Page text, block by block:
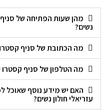
מהן שעות הפתיחה של סניף
נשים?
מה הכתובת של סניף קסטרו
מה הטלפון של סניף קסטרו
האם יש מידע נוסף שאוכל
עזריאלי חולון נשים?